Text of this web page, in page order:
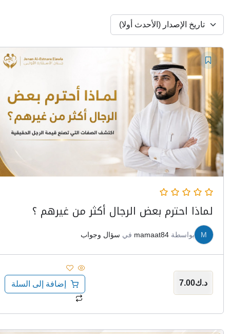
تاريخ الإصدار (الأحدث أولا)
لماذا احترم بعض الرجال أكثر من غيرهم ؟
M بواسطة mamaat84 في سؤال وجواب
د.ك7.00 إضافة إلى السلة